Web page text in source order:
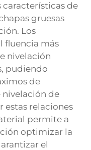
de
gruesas
Los
fluencia más
nivelación
pudiendo
de
de
estas relaciones
permite a
optimizar la
el